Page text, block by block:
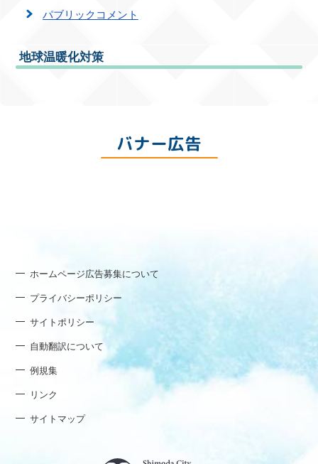
パブリックコメント
地球温暖化対策
バナー広告
ホームページ広告募集について
プライバシーポリシー
サイトポリシー
自動翻訳について
例規集
リンク
サイトマップ